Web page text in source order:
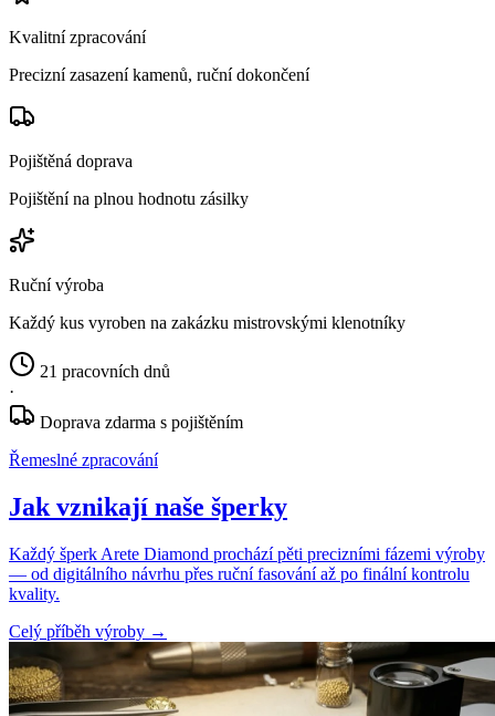
Kvalitní zpracování
Precizní zasazení kamenů, ruční dokončení
Pojištěná doprava
Pojištění na plnou hodnotu zásilky
Ruční výroba
Každý kus vyroben na zakázku mistrovskými klenotníky
21 pracovních dnů
·
Doprava zdarma s pojištěním
Řemeslné zpracování
Jak vznikají naše šperky
Každý šperk Arete Diamond prochází pěti precizními fázemi výroby
— od digitálního návrhu přes ruční fasování až po finální kontrolu
kvality.
Celý příběh výroby →